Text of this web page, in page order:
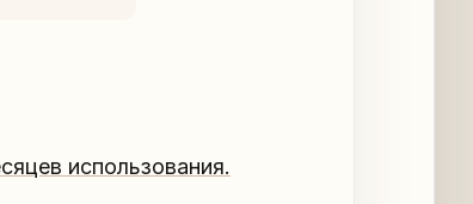
использования.